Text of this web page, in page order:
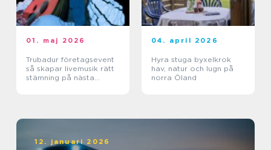
01. maj 2026
Trubadur företagsevent
så skapar livemusik rätt
stämning på nästa
04. april 2026
Hyra stuga byxelkrok
hav, natur och lugn på
norra Öland
12. januari 2026